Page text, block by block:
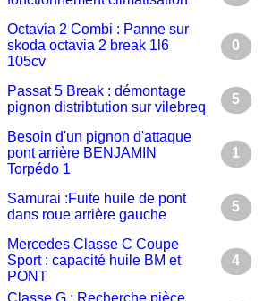
Octavia 2 Combi : Panne sur
skoda octavia 2 break 1l6
105cv
0
Passat 5 Break : démontage
pignon distribtution sur vilebreq
5
Besoin d'un pignon d'attaque
pont arrière BENJAMIN
Torpédo 1
1
Samurai :Fuite huile de pont
dans roue arrière gauche
5
Mercedes Classe C Coupe
Sport : capacité huile BM et
PONT
4